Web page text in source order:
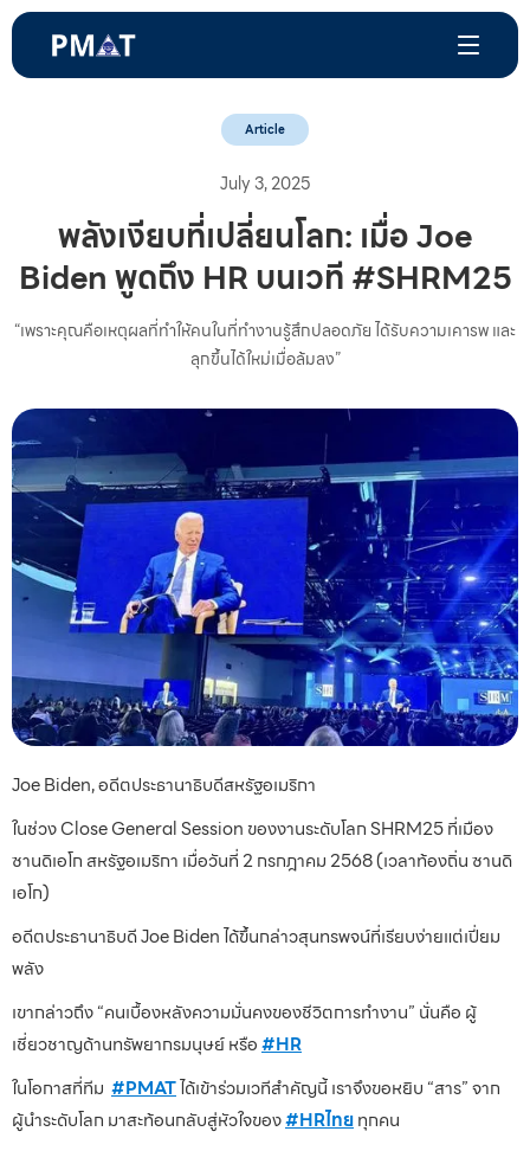
Article
July 3, 2025
พลังเงียบที่เปลี่ยนโลก: เมื่อ Joe
Biden พูดถึง HR บนเวที #SHRM25
“เพราะคุณคือเหตุผลที่ทำให้คนในที่ทำงานรู้สึกปลอดภัย ได้รับความเคารพ และ
ลุกขึ้นได้ใหม่เมื่อล้มลง”
Joe Biden, อดีตประธานาธิบดีสหรัฐอเมริกา
ในช่วง Close General Session ของงานระดับโลก SHRM25 ที่เมือง
ซานดิเอโก สหรัฐอเมริกา เมื่อวันที่ 2 กรกฎาคม 2568 (เวลาท้องถิ่น ซานดิ
เอโก)
อดีตประธานาธิบดี Joe Biden ได้ขึ้นกล่าวสุนทรพจน์ที่เรียบง่ายแต่เปี่ยม
พลัง
เขากล่าวถึง “คนเบื้องหลังความมั่นคงของชีวิตการทำงาน” นั่นคือ ผู้
เชี่ยวชาญด้านทรัพยากรมนุษย์ หรือ#HR
ในโอกาสที่ทีม #PMATได้เข้าร่วมเวทีสำคัญนี้ เราจึงขอหยิบ “สาร” จาก
ผู้นำระดับโลก มาสะท้อนกลับสู่หัวใจของ#HRไทยทุกคน